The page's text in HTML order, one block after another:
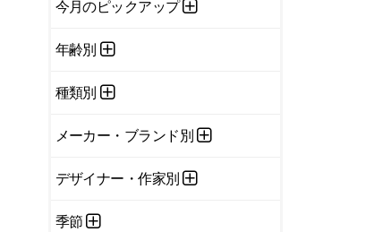
今月のピックアップ
年齢別
種類別
メーカー・ブランド別
デザイナー・作家別
季節